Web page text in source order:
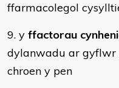
ffarmacolegol
9. y ffactorau
dylanwadu ar
chroen y pen